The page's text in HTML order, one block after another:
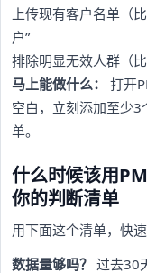
上传现有客户名单（
户”
排除明显无效人群（比
马上能做什么：
打开
空白，立刻添加至少
单。
什么时候该用
你的判断清单
用下面这个清单，快
数据量够吗？ 过去30